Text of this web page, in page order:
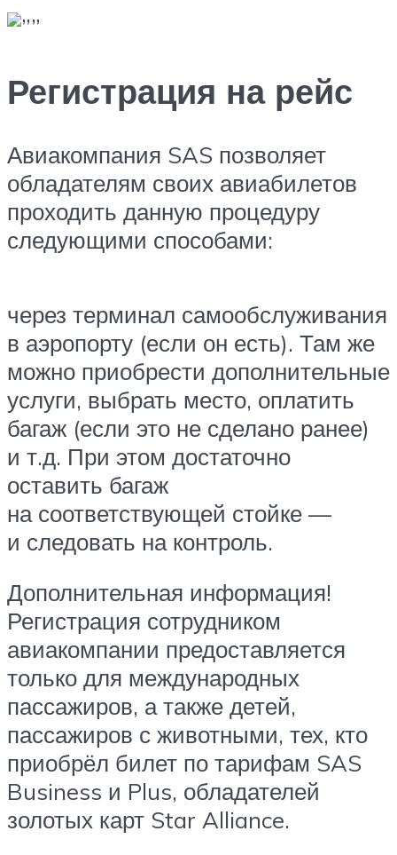
Регистрация на рейс
Авиакомпания SAS позволяет
обладателям своих авиабилетов
проходить данную процедуру
следующими способами:
через терминал самообслуживания
в аэропорту (если он есть). Там же
можно приобрести дополнительные
услуги, выбрать место, оплатить
багаж (если это не сделано ранее)
и т.д. При этом достаточно
оставить багаж
на соответствующей стойке —
и следовать на контроль.
Дополнительная информация!
Регистрация сотрудником
авиакомпании предоставляется
только для международных
пассажиров, а также детей,
пассажиров с животными, тех, кто
приобрёл билет по тарифам SAS
Business и Plus, обладателей
золотых карт Star Alliance.